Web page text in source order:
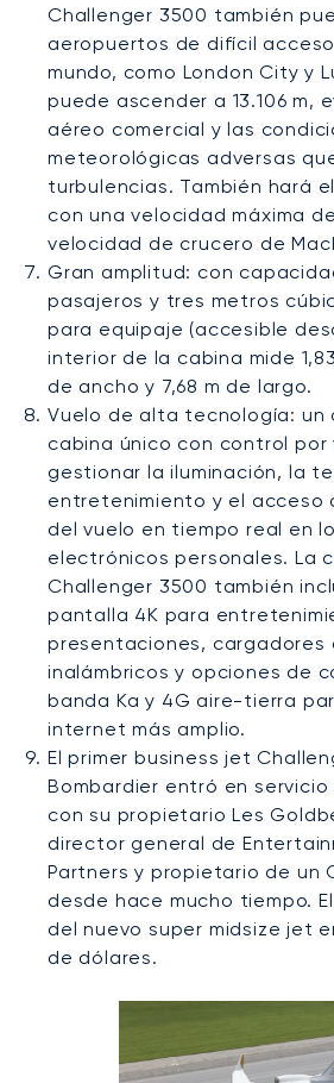
Challenger 3500 también
aeropuertos de difícil
mundo, como London City y
puede ascender a 13.106 m,
aéreo comercial y las
meteorológicas adversas
turbulencias. También hará
con una velocidad máxima
velocidad de crucero de
Gran amplitud: con
pasajeros y tres metros
para equipaje (accesible
interior de la cabina mide
de ancho y 7,68 m de largo.
Vuelo de alta tecnología: un
cabina único con control por
gestionar la iluminación, la
entretenimiento y el acceso
del vuelo en tiempo real en
electrónicos personales. La
Challenger 3500 también
pantalla 4K para
presentaciones, cargadores
inalámbricos y opciones de
banda Ka y 4G aire-tierra
internet más amplio.
El primer business jet
Bombardier entró en
con su propietario Les
director general de
Partners y propietario de un
desde hace mucho tiempo.
del nuevo super midsize jet
de dólares.